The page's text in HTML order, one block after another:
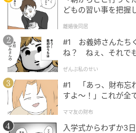
今まで苦手に感じていたことも
かも。色々な人たちと話してい
まることでしょう。
【9位】魚座（うお座）
多方面に興味がわくようですが
はあっても環境などが整わずに
う……。なかなか実行できない場
探ってみると良いでしょう。
どもの習い事を把握
離婚後同居
#1 お義姉さんたち
ね？ ねぇ、それで
ぜんぶ私のせい
#1 「あっ、財布忘
すよ〜！」これが全
ママ友の財布
入学式からわずか3